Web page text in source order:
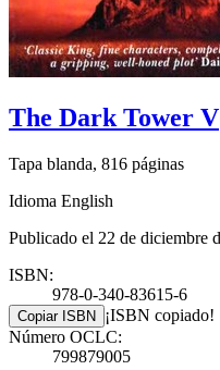
The Dark Tower V
Tapa blanda, 816 páginas
Idioma English
Publicado el 22 de diciembre
ISBN:
978-0-340-83615-6
Copiar ISBN ¡ISBN copiado!
Número OCLC:
799879005